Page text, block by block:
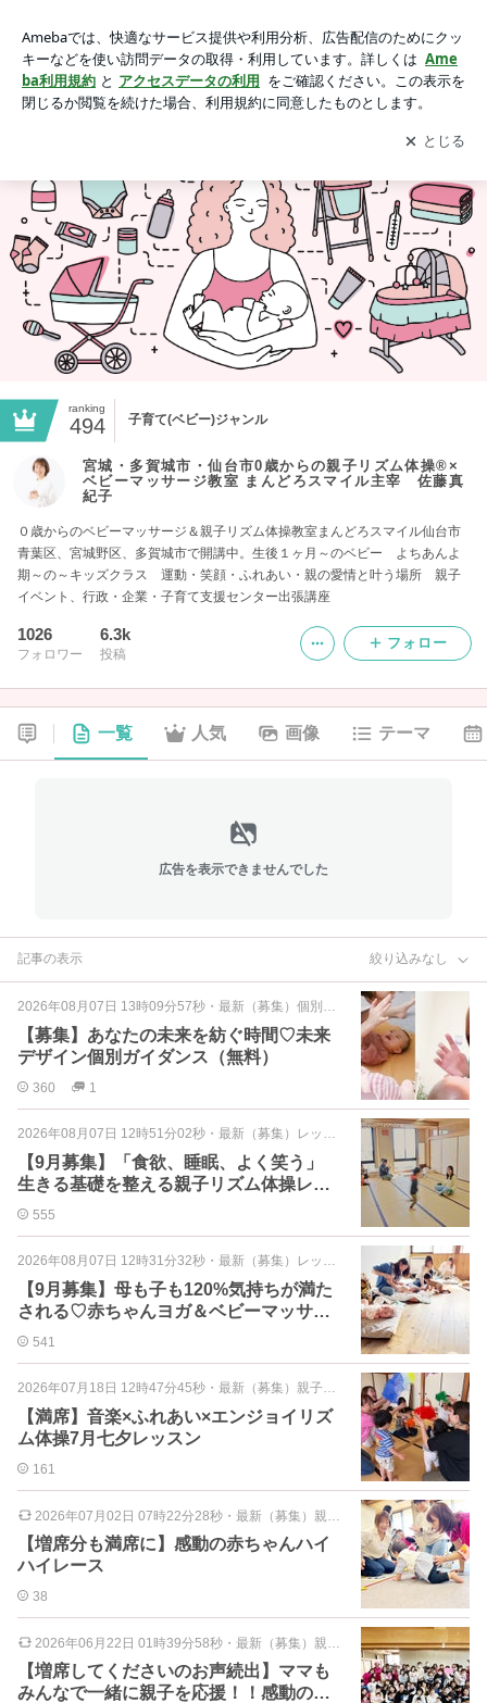
ッサージ教室 まんどろスマイル主宰 佐藤真紀子
アプリをダウンロードして ブログの更新通知
を受け取りまし
ょう。
開く
ranking
494 子育て(ベビー)ジャンル
宮城・多賀城市・仙台市0歳からの親子リズム体操®×
ベビーマッサージ教室 まんどろスマイル主宰 佐藤真
紀子
０歳からのベビーマッサージ＆親子リズム体操教室まんどろスマイル仙台市
青葉区、宮城野区、多賀城市で開講中。生後１ヶ月～のベビー よちあんよ
期～の～キッズクラス 運動・笑顔・ふれあい・親の愛情と叶う場所 親子
イベント、行政・企業・子育て支援センター出張講座
1026
フォロワー
6.3k
投稿
フォロー
一覧 人気 画像 テーマ
広告を表示できませんでした
記事の表示 絞り込みなし
2026年08月07日 13時09分57秒 ・ 最新（募集）個別ガイダンス
【募集】あなたの未来を紡ぐ時間♡未来
デザイン個別ガイダンス（無料）
360 1
2026年08月07日 12時51分02秒 ・ 最新（募集）レッスン
【9月募集】「食欲、睡眠、よく笑う」
生きる基礎を整える親子リズム体操レッ
スン
555
2026年08月07日 12時31分32秒 ・ 最新（募集）レッスン
【9月募集】母も子も120%気持ちが満た
される♡赤ちゃんヨガ＆ベビーマッサー
ジレッスン
541
2026年07月18日 12時47分45秒 ・ 最新（募集）親子イベント
【満席】音楽×ふれあい×エンジョイリズ
ム体操7月七夕レッスン
161
2026年07月02日 07時22分28秒 ・ 最新（募集）親子イベント
【増席分も満席に】感動の赤ちゃんハイ
ハイレース
38
2026年06月22日 01時39分58秒 ・ 最新（募集）親子イベント
【増席してくださいのお声続出】ママも
みんなで一緒に親子を応援！！感動の赤